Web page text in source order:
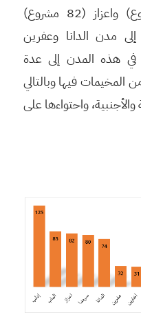
بعدها مدن الباب (85 مشروع) واعزاز (82 مشروع)
إلى مدن الدانا وعفرين
في هذه المدن إلى عدة
المخيمات فيها وبالتالي
واحتواءها على